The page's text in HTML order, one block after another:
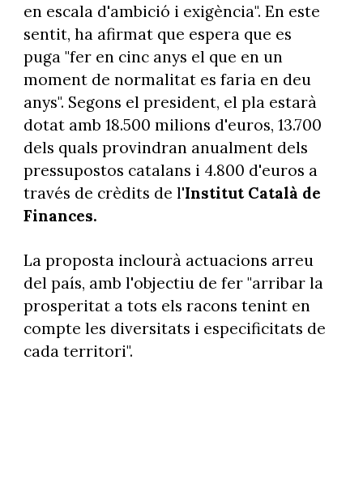
en escala d'ambició i exigència". En este
sentit, ha afirmat que espera que es
puga "fer en cinc anys el que en un
moment de normalitat es faria en deu
anys". Segons el president, el pla estarà
dotat amb 18.500 milions d'euros, 13.700
dels quals provindran anualment dels
pressupostos catalans i 4.800 d'euros a
través de crèdits de l'Institut Català de
Finances.
La proposta inclourà actuacions arreu
del país, amb l'objectiu de fer "arribar la
prosperitat a tots els racons tenint en
compte les diversitats i especificitats de
cada territori".